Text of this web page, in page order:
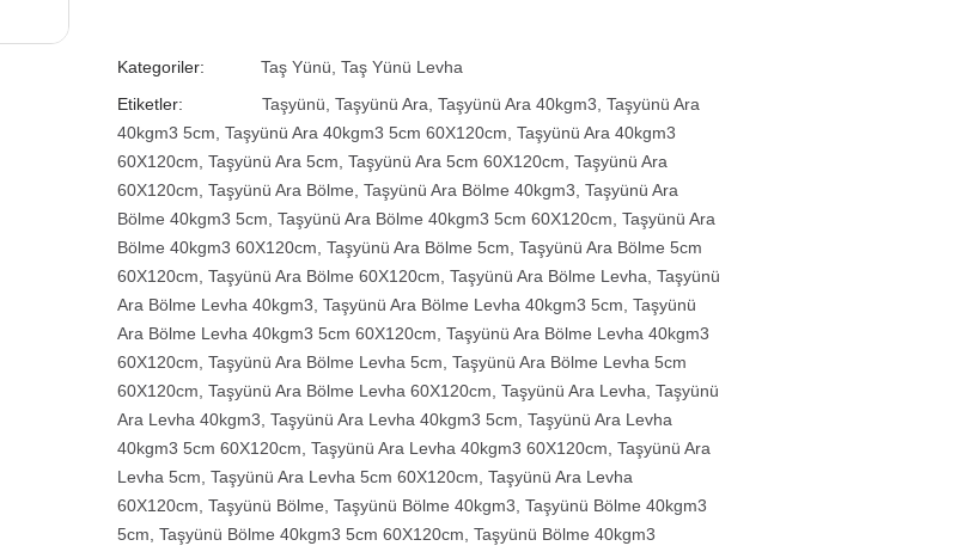
Kategoriler: Taş Yünü Taş Yünü Levha
Etiketler:
Taşyünü Taşyünü Ara Taşyünü Ara 40kgm3 Taşyünü Ara
40kgm3 5cm Taşyünü Ara 40kgm3 5cm 60X120cm Taşyünü Ara 40kgm3
60X120cm Taşyünü Ara 5cm Taşyünü Ara 5cm 60X120cm Taşyünü Ara
60X120cm Taşyünü Ara Bölme Taşyünü Ara Bölme 40kgm3 Taşyünü Ara
Bölme 40kgm3 5cm Taşyünü Ara Bölme 40kgm3 5cm 60X120cm Taşyünü Ara
Bölme 40kgm3 60X120cm Taşyünü Ara Bölme 5cm Taşyünü Ara Bölme 5cm
60X120cm Taşyünü Ara Bölme 60X120cm Taşyünü Ara Bölme Levha Taşyünü
Ara Bölme Levha 40kgm3 Taşyünü Ara Bölme Levha 40kgm3 5cm Taşyünü
Ara Bölme Levha 40kgm3 5cm 60X120cm Taşyünü Ara Bölme Levha 40kgm3
60X120cm Taşyünü Ara Bölme Levha 5cm Taşyünü Ara Bölme Levha 5cm
60X120cm Taşyünü Ara Bölme Levha 60X120cm Taşyünü Ara Levha Taşyünü
Ara Levha 40kgm3 Taşyünü Ara Levha 40kgm3 5cm Taşyünü Ara Levha
40kgm3 5cm 60X120cm Taşyünü Ara Levha 40kgm3 60X120cm Taşyünü Ara
Levha 5cm Taşyünü Ara Levha 5cm 60X120cm Taşyünü Ara Levha
60X120cm Taşyünü Bölme Taşyünü Bölme 40kgm3 Taşyünü Bölme 40kgm3
5cm Taşyünü Bölme 40kgm3 5cm 60X120cm Taşyünü Bölme 40kgm3